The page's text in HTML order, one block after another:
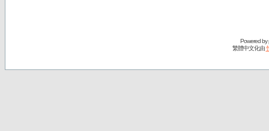
Powered by
繁體中文化由